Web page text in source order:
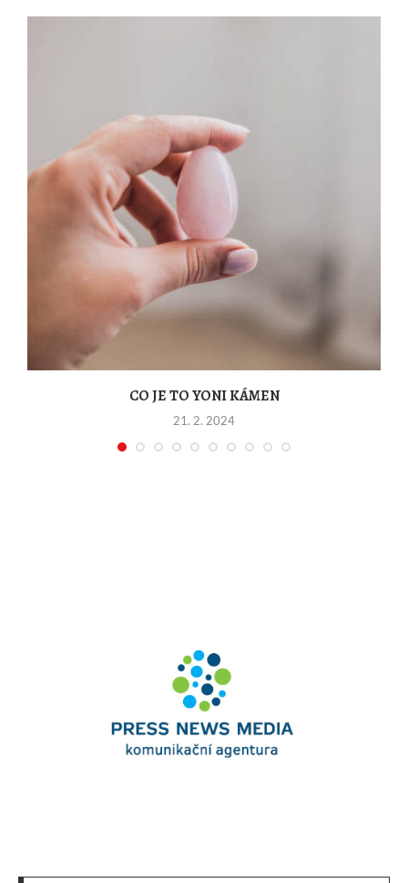
CO JE TO YONI KÁMEN
21. 2. 2024